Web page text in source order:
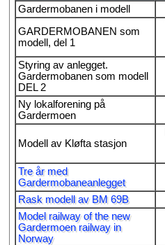
Gardermobanen i modell
GARDERMOBANEN som
modell, del 1
Styring av anlegget.
Gardermobanen som modell
DEL 2
Ny lokalforening på
Gardermoen
Modell av Kløfta stasjon
Tre år med
Gardermobaneanlegget
Rask modell av BM 69B
Model railway of the new
Gardermoen railway in
Norway